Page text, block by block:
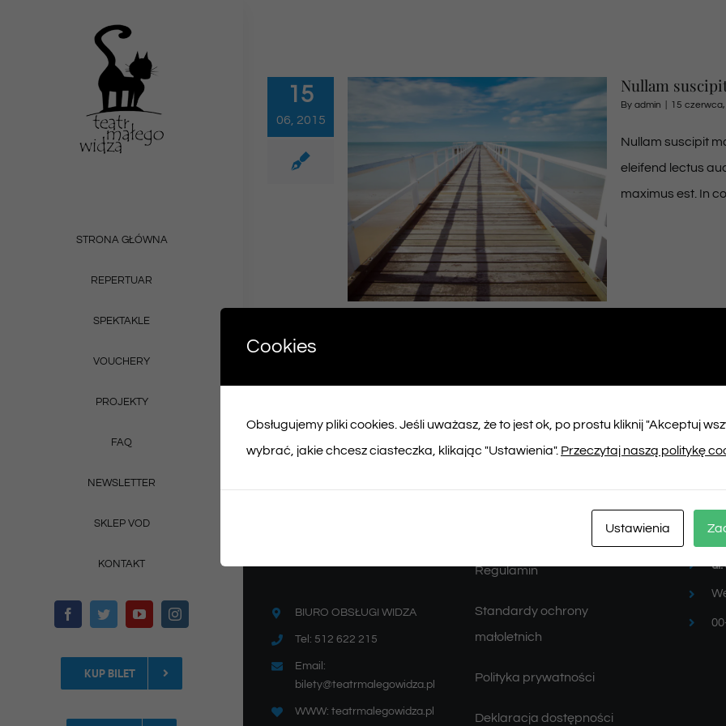
STRONA GŁÓWNA
REPERTUAR
SPEKTAKLE
VOUCHERY
PROJEKTY
FAQ
NEWSLETTER
SKLEP VOD
KONTAKT
KUP BILET
15
06, 2015
Nullam
By admin 15
Nullam suscipit
eleifend lectus
maximus est. In
BIURO OBSŁUGI WIDZA
Tel: 512 622 215
Email:
bilety@teatrmalegowidza.pl
WWW: teatrmalegowidza.pl
Więcej informacji
Regulamin
Standardy ochrony
małoletnich
Polityka prywatności
Deklaracja dostępności
SCENY:
ul.
Cookies
Obsługujemy pliki cookies. Jeśli uważasz, że to jest ok, po prostu kliknij "Akceptuj
wybrać, jakie chcesz ciasteczka, klikając "Ustawienia". Przeczytaj naszą politykę
Ustawienia